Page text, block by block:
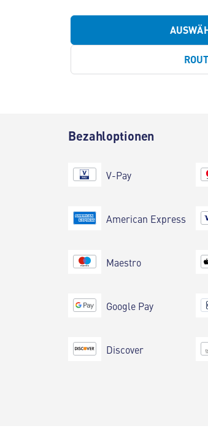
Bezahloptionen
V-Pay
American Express
Maestro
Google Pay
Discover